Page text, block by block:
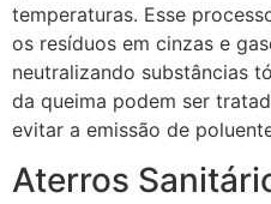
temperaturas. Esse
os resíduos em cinzas e
neutralizando substâncias
da queima podem ser
evitar a emissão de
Aterros